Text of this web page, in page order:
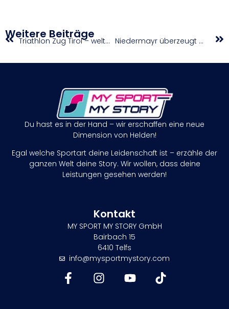
Weitere Beiträge Triathlon Zug Tirol – weltweit einzigartig Niedermayr überzeugt mit Doublegewinn | Bad Waltersdorf Junior Trophy
Du hast es in der Hand – wir erschaffen eine neue
Dimension von Helden!
Egal welche Sportart deine Leidenschaft ist – erzähle der
ganzen Welt deine Story. Wir wollen, dass deine
Leistungen gesehen werden!
Kontakt
MY SPORT MY STORY GmbH
Bairbach 15
6410 Telfs
info@mysportmystory.com